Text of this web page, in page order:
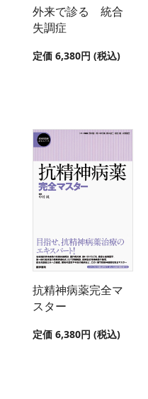
外来で診る 統合
失調症
定価 6,380円 (税込)
抗精神病薬完全マ
スター
定価 6,380円 (税込)